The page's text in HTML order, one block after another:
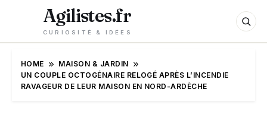
Agilistes.fr
CURIOSITÉ & IDÉES
HOME
MAISON & JARDIN
UN COUPLE OCTOGÉNAIRE RELOGÉ APRÈS L’INCENDIE
RAVAGEUR DE LEUR MAISON EN NORD-ARDÈCHE